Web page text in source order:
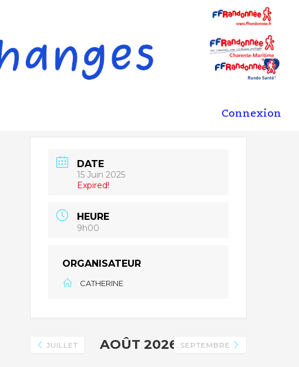
Connexion
DATE
15 Juin 2025
Expired!
HEURE
9h00
ORGANISATEUR
CATHERINE
JUILLET AOÛT 2026 SEPTEMBRE